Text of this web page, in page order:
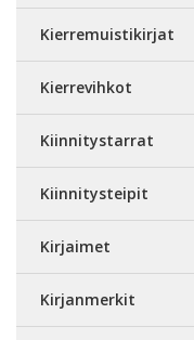
Kierremuistikirjat
Kierrevihkot
Kiinnitystarrat
Kiinnitysteipit
Kirjaimet
Kirjanmerkit